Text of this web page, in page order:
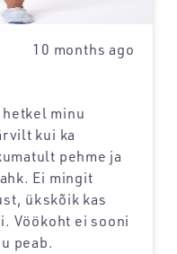
10 months ago
minu
kui ka
pehme ja
Ei mingit
ükskõik kas
Vöökoht ei sooni
peab.